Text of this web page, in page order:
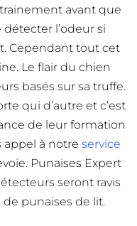
avant que
l’odeur si
Cependant tout cet
Le flair du chien
basés sur sa truffe.
qui d’autre et c’est
de leur formation
appel à notre service
Punaises Expert
seront ravis
punaises de lit.